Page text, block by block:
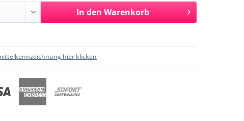
In den Warenkorb
hier klicken